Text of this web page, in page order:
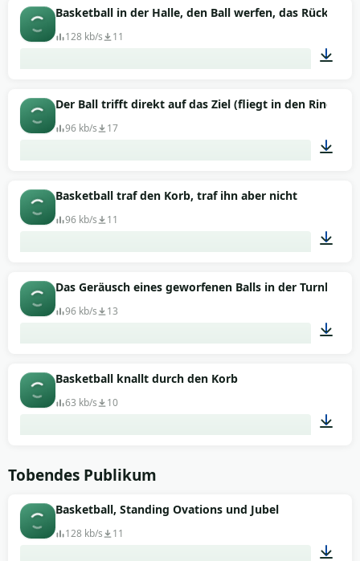
00:12
Basketball in der Halle, den Ball werfen, das
128 kb/s 11
00:13
Der Ball trifft direkt auf das Ziel (fliegt in den Ring)
96 kb/s 17
Basketball traf den Korb, traf ihn aber nicht
96 kb/s 11
00:01
Das Geräusch eines geworfenen Balls in der Turnhalle
96 kb/s 13
Basketball knallt durch den Korb
63 kb/s 10
Tobendes Publikum
Basketball, Standing Ovations und Jubel
128 kb/s 11